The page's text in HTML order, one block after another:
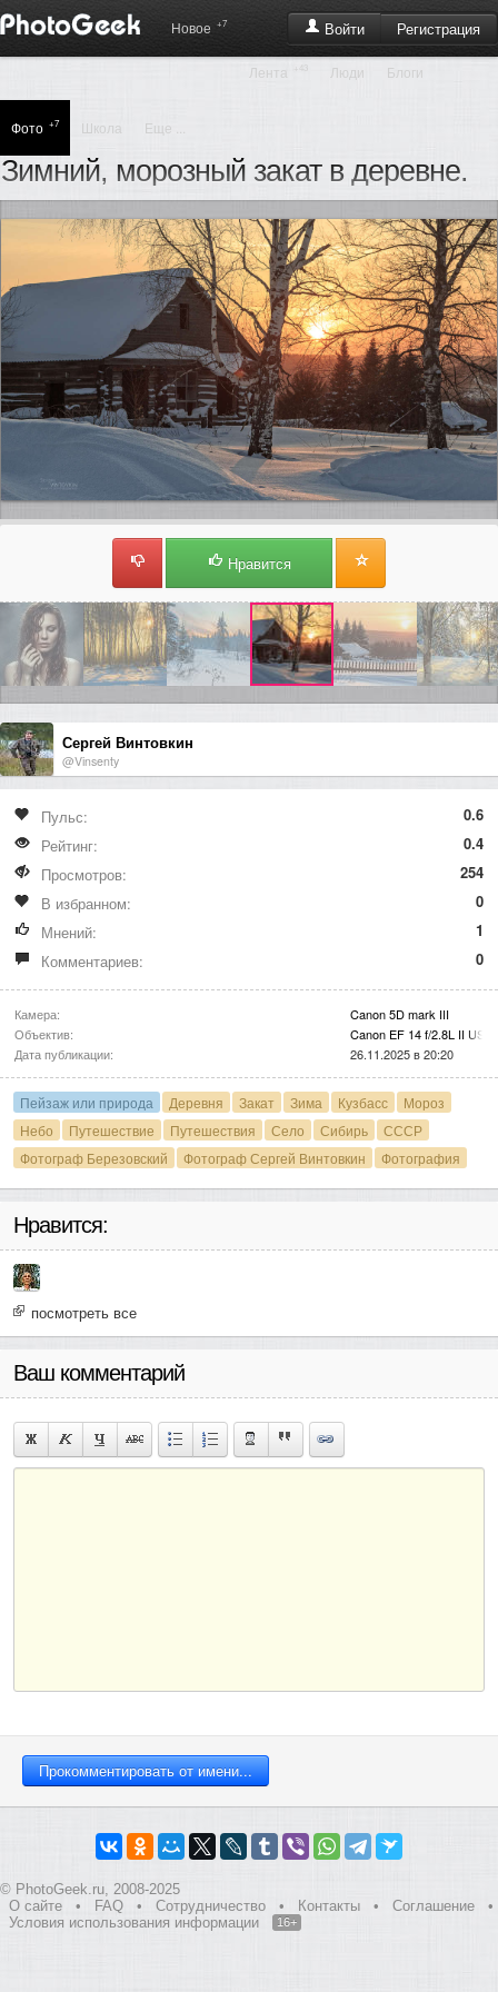
Войти Регистрация
Новое +7
Лента +43 Люди Блоги
Фото +7 Школа Еще ...
Зимний, морозный закат в деревне.
Нравится
Сергей Винтовкин
@Vinsenty
Пульс:
0.6
Рейтинг:
0.4
Просмотров:
254
В избранном:
0
Мнений:
1
Комментариев:
0
Камера:
Canon 5D mark III
Объектив:
Canon EF 14 f/2.8L II USM
Дата публикации:
26.11.2025 в 20:20
Пейзаж или природа Деревня Закат Зима Кузбасс
Мороз
Небо
Путешествие Путешествия Село Сибирь
СССР
Фотограф Березовский
Фотограф Сергей Винтовкин Фотография
Нравится:
посмотреть все
Ваш комментарий
© PhotoGeek.ru, 2008-2025
О сайте
• FAQ • Сотрудничество • Контакты • Соглашение
•
Условия использования информации
16+